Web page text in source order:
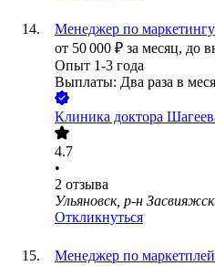
Менеджер по
от 50 000 ₽ за месяц, до
Опыт 1-3 года
Выплаты: Два раза в
Клиника доктора
4.7
•
2 отзыва
Ульяновск, р-н
Откликнуться
Менеджер по